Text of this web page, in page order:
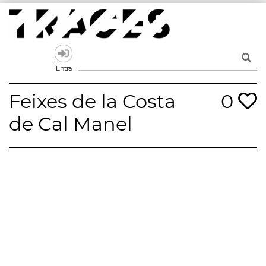
Skip
content
Un mapa de la memòria obert a tothom
Entra
Feixes de la Costa
de Cal Manel
0